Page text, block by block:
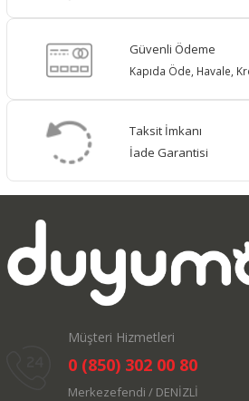
Güvenli Ödeme
Kapıda Öde, Havale,
Taksit İmkanı
İade Garantisi
Müşteri Hizmetleri
0 (850) 302 00 80
Merkezefendi / DENİZLİ